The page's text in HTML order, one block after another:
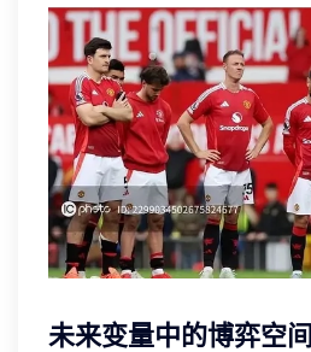
未来变量中的博弈空间